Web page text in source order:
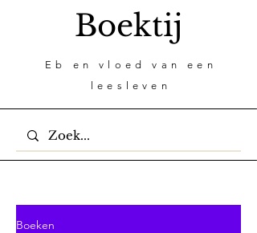
Boektij
Eb en vloed van een
leesleven
Boeken